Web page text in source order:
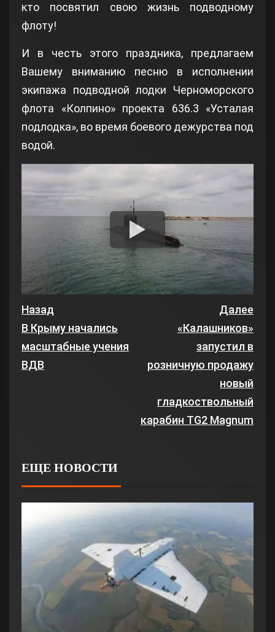
кто посвятил свою жизнь подводному
флоту!
И в честь этого праздника, предлагаем
Вашему вниманию песню в исполнении
экипажа подводной лодки Черноморского
флота «Колпино» проекта 636.3 «Усталая
подлодка», во время боевого дежурства под
водой.
Назад
В Крыму начались
масштабные учения
ВДВ
Далее
«Калашников»
запустил в
розничную продажу
новый
гладкоствольный
карабин TG2 Magnum
ЕЩЕ НОВОСТИ